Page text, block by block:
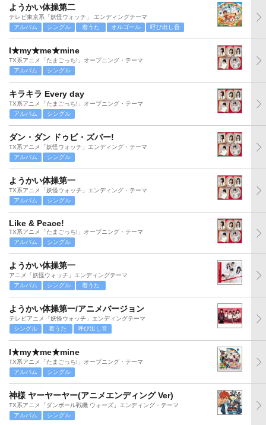
ようかい体操第二
テレビ東京系「妖怪ウォッチ」 エンディングテーマ
アルバム
シングル 着うた オルゴール 呼び出し音
I★my★me★mine
TX系アニメ「たまごっち!」オープニング・テーマ
アルバム
シングル
キラキラ Every day
TX系アニメ「たまごっち!」オープニング・テーマ
アルバム
シングル
ダン・ダン ドゥビ・ズバー!
TX系アニメ「妖怪ウォッチ」エンディング・テーマ
アルバム
シングル
ようかい体操第一
TX系アニメ「妖怪ウォッチ」エンディング・テーマ
アルバム
シングル
Like & Peace!
TX系アニメ「たまごっち!」オープニング・テーマ
アルバム
シングル
ようかい体操第一
アニメ「妖怪ウォッチ」エンディングテーマ
アルバム
シングル 着うた
ようかい体操第一/アニメバージョン
テレビアニメ「妖怪ウォッチ」エンディングテーマ
シングル
着うた 呼び出し音
I★my★me★mine
TX系アニメ「たまごっち!」オープニング・テーマ
アルバム
シングル
神様 ヤーヤーヤー(アニメエンディング Ver)
TX系アニメ「ダンボール戦機 ウォーズ」エンディング・テーマ
アルバム
シングル